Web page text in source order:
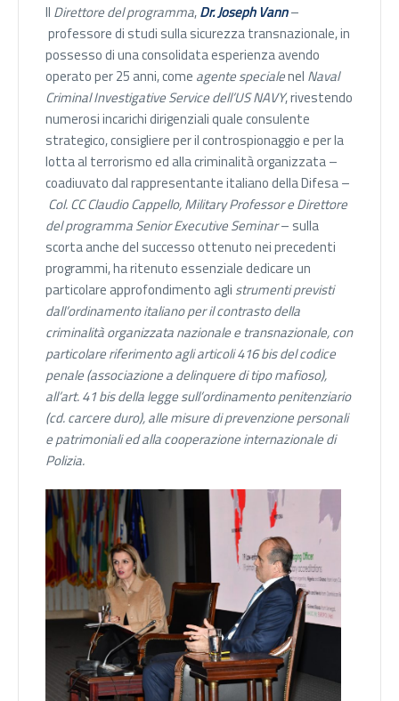
Il Direttore del programma,Dr. Joseph Vann–
professore di studi sulla sicurezza transnazionale, in
possesso di una consolidata esperienza avendo
operato per 25 anni, come agente specialenel Naval
Criminal Investigative Service dell’US NAVY, rivestendo
numerosi incarichi dirigenziali quale consulente
strategico, consigliere per il controspionaggio e per la
lotta al terrorismo ed alla criminalità organizzata –
coadiuvato dal rappresentante italiano della Difesa –
Col. CC Claudio Cappello, Military Professor e Direttore
del programma Senior Executive Seminar– sulla
scorta anche del successo ottenuto nei precedenti
programmi, ha ritenuto essenziale dedicare un
particolare approfondimento agli strumenti previsti
dall’ordinamento italiano per il contrasto della
criminalità organizzata nazionale e transnazionale, con
particolare riferimento agli articoli 416 bis del codice
penale (associazione a delinquere di tipo mafioso),
all’art. 41 bis della legge sull’ordinamento penitenziario
(cd. carcere duro), alle misure di prevenzione personali
e patrimonialiedalla cooperazione internazionale di
Polizia.